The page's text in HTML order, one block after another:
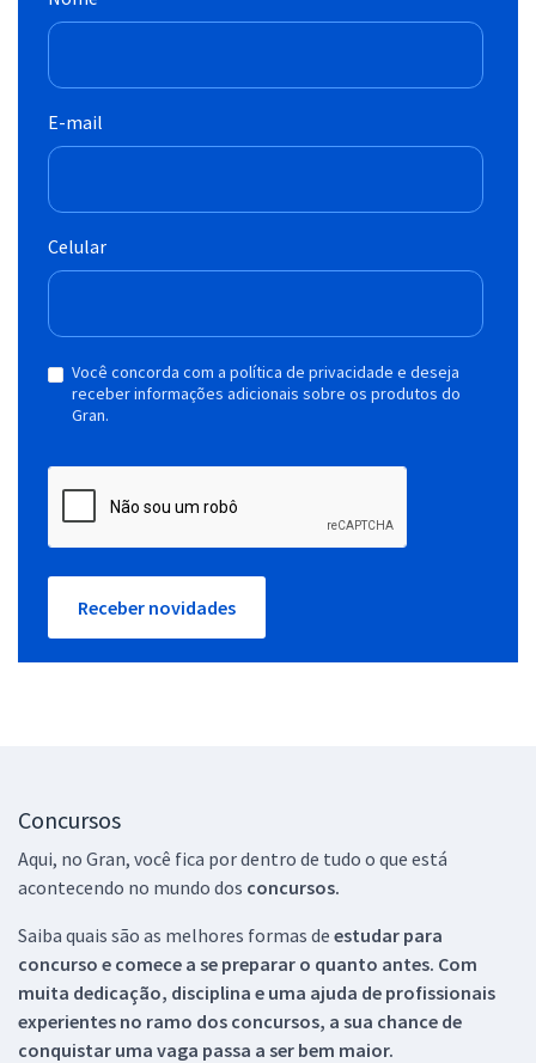
E-mail
Celular
Você concorda com a política de privacidade e deseja
receber informações adicionais sobre os produtos do
Gran.
Receber novidades
Concursos
Aqui, no Gran, você fica por dentro de tudo o que está
acontecendo no mundo dos concursos.
Saiba quais são as melhores formas de estudar para
concurso e comece a se preparar o quanto antes. Com
muita dedicação, disciplina e uma ajuda de profissionais
experientes no ramo dos concursos, a sua chance de
conquistar uma vaga passa a ser bem maior.